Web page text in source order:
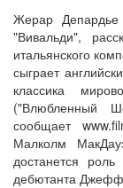
Жерар
"Вивальди",
итальянского
сыграет
классика
("Влюбленный
сообщает
Малколм
достанется
дебютанта